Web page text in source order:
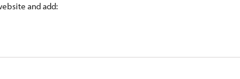
and add: